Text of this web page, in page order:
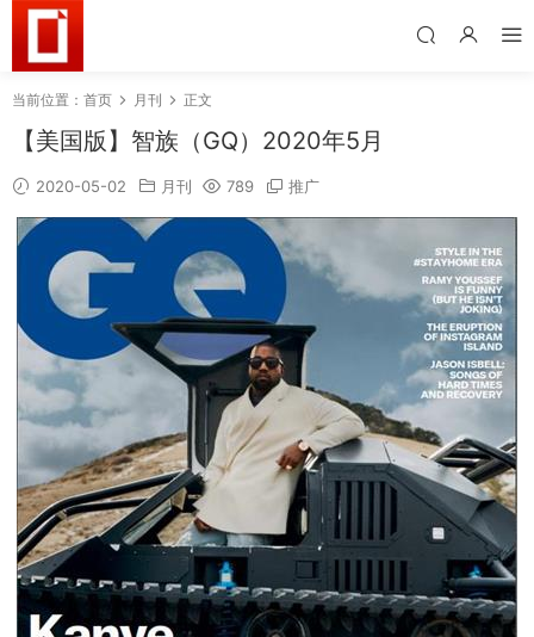
当前位置： 首页 月刊 正文
【美国版】智族（GQ）2020年5月
2020-05-02 月刊 789 推广